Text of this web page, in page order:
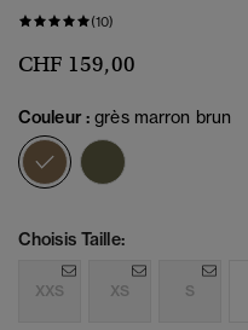
(10)
CHF 159,00
Couleur :grès marron brun
sélectionné
Choisis Taille:
XXS XS S